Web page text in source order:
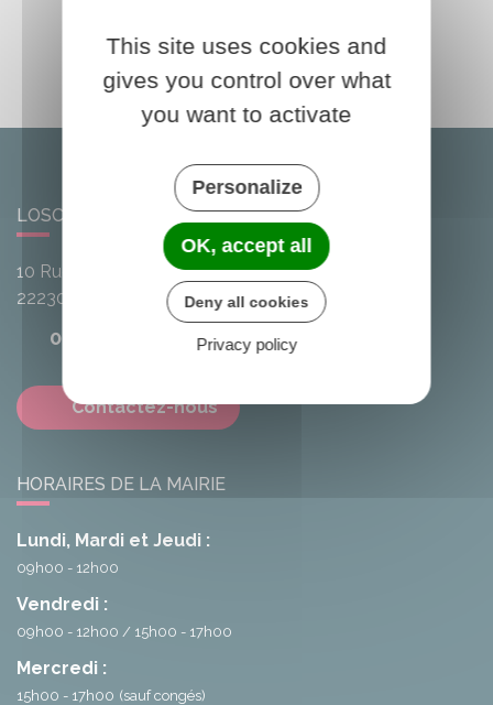
LOSCOUËT-SUR-MEU
10 Rue de l'Avenir
22230
Loscouët-sur-Meu
02 96 25 20 68
Contactez-nous
HORAIRES DE LA MAIRIE
Lundi, Mardi et Jeudi :
09h00 - 12h00
Vendredi :
09h00 - 12h00 15h00 - 17h00
Mercredi :
15h00 - 17h00 (sauf congés)
This site uses cookies and
gives you control over what
you want to activate
Personalize
OK, accept all
Deny all cookies
Privacy policy